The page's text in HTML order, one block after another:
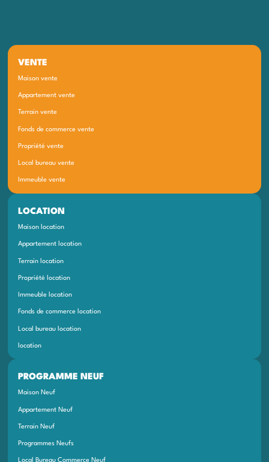
VENTE
Maison vente
Appartement vente
Terrain vente
Local bureau vente
Immeuble vente
Fonds de commerce vente
Propriété vente
LOCATION
Maison location
Appartement location
Terrain location
Local bureau location
location
Propriété location
Immeuble location
Fonds de commerce location
PROGRAMME NEUF
Programmes Neufs
Appartement Neuf
Maison Neuf
Local Bureau Commerce Neuf
Terrain Neuf